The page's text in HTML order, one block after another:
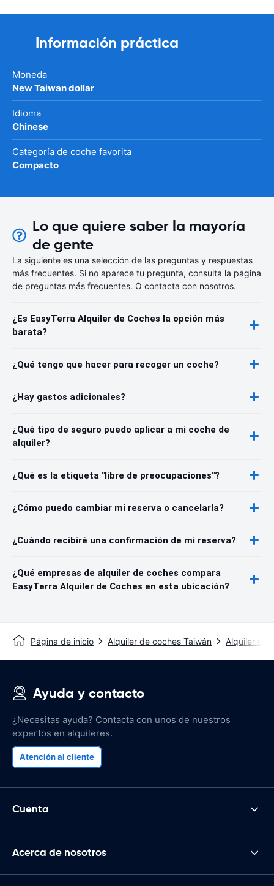
Información práctica
Moneda
New Taiwan dollar
Idioma
Chinese
Categoría de coche favorita
Compacto
Lo que quiere saber la mayoría
de gente
La siguiente es una selección de las preguntas y respuestas
más frecuentes. Si no aparece tu pregunta, consulta la página
de preguntas más frecuentes. O contacta con nosotros.
¿Es EasyTerra Alquiler de Coches la opción más
barata?
¿Qué tengo que hacer para recoger un coche?
¿Hay gastos adicionales?
¿Qué tipo de seguro puedo aplicar a mi coche de
alquiler?
¿Qué es la etiqueta "libre de preocupaciones"?
¿Cómo puedo cambiar mi reserva o cancelarla?
¿Cuándo recibiré una confirmación de mi reserva?
¿Qué empresas de alquiler de coches compara
EasyTerra Alquiler de Coches en esta ubicación?
Página de inicio Alquiler de coches Taiwán Alquiler de
Ayuda y contacto
¿Necesitas ayuda? Contacta con unos de nuestros
expertos en alquileres.
Atención al cliente
Cuenta
Acerca de nosotros